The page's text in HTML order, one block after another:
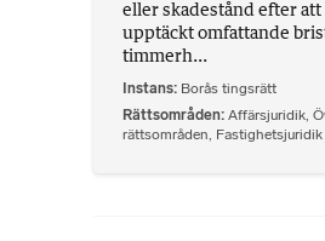
eller skadestånd efter att
upptäckt omfattande
timmerh...
Instans Borås tingsrätt
Rättsområden Affärsjuridik
rättsområden Fastighetsjuridik